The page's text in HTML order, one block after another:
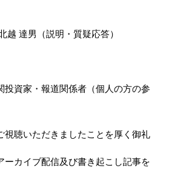
達男（説明・質疑応答）
資家・報道関係者（個人の方の参
視聴いただきましたことを厚く御礼
ーカイブ配信及び書き起こし記事を